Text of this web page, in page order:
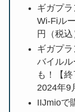
ギガプ
Wi-Fiル
円（税込
ギガプ
バイル
も！【
2024年9
IIJmioで